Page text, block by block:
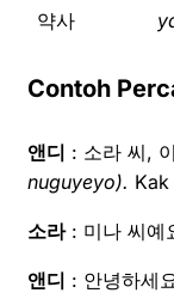
약사
Contoh
앤디 : 소라 씨,
nuguyeyo).
소라: 미나 씨예
앤디 : 안녕하세